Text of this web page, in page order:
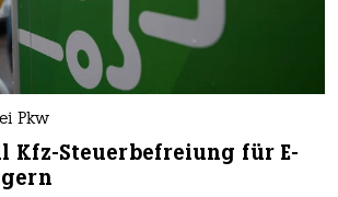
Pkw
Steuerbefreiung für E-